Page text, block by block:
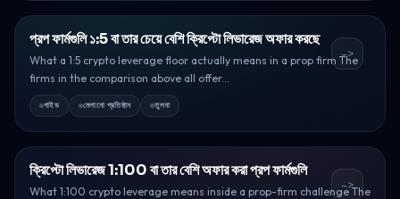
প্রপ ফার্মগুলি ১:5 বা তার চেয়ে বেশি ক্রিপ্টো লিভারেজ অফার করছে
What a 1:5 crypto leverage floor actually means in a prop firm The
firms in the comparison above all offer...
গাইড মেলানো প্রতিষ্ঠান তুলনা
->
ক্রিপ্টো লিভারেজ 1:100 বা তার বেশি অফার করা প্রপ ফার্মগুলি
What 1:100 crypto leverage means inside a prop-firm challenge The
->